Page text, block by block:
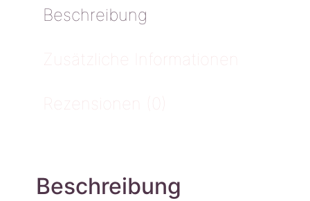
Beschreibung
Zusätzliche Informationen
Rezensionen (0)
Beschreibung